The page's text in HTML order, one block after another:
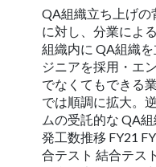
QA組織立ち上げの
に対し、分業によ
組織内に QA組織
ジニアを採用・エ
でなくてもできる
では順調に拡大。
ムの受託的な QA
発工数推移 FY21
合テスト 結合テス